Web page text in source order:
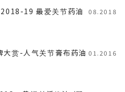
19 最爱关节药油
08.2018
赏-人气关节膏布药油 01.2016